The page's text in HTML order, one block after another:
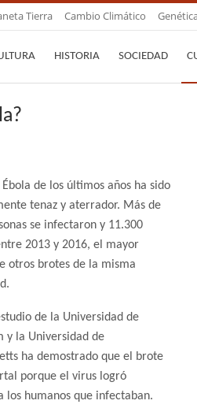
Tierra Cambio Climático
HISTORIA SOCIEDAD
de los últimos años ha sido
tenaz y aterrador. Más de
se infectaron y 11.300
2013 y 2016, el mayor
otros brotes de la misma
de la Universidad de
y la Universidad de
ha demostrado que el brote
porque el virus logró
los humanos que infectaban.